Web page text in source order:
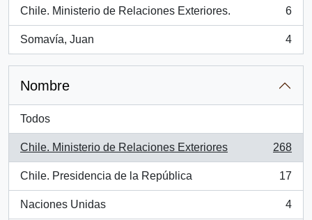
Chile. Ministerio de Relaciones Exteriores.
, 6 resultados
6
Somavía, Juan
, 4 resultados
4
Nombre
Todos
Chile. Ministerio de Relaciones Exteriores
, 268 resultados
268
Chile. Presidencia de la República
, 17 resultados
17
Naciones Unidas
, 4 resultados
4